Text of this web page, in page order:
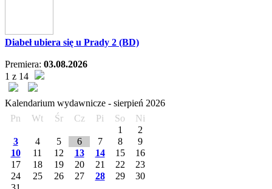
Diabeł ubiera się u Prady 2 (BD)
Premiera: 03.08.2026
1 z 14
Kalendarium wydawnicze - sierpień 2026
Pn
Wt Śr Cz Pi So
Ni
1
2
3
4 5 6 7 8
9
10
11 12 13 14 15
16
17
18 19 20 21 22
23
24
25 26 27 28 29
30